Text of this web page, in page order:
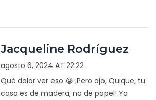
Jacqueline Rodríguez
agosto 6, 2024 AT 22:22
Qué dolor ver eso 😭 ¡Pero ojo, Quique, tu
casa es de madera, no de papel! Ya